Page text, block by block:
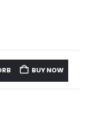
BUY NOW